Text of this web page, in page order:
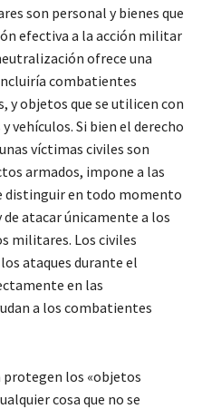
son personal y bienes que
efectiva a la acción militar
ofrece una
combatientes
y objetos que se utilicen con
vehículos. Si bien el derecho
víctimas civiles son
armados, impone a las
distinguir en todo momento
atacar únicamente a los
militares. Los civiles
ataques durante el
en las
a los combatientes
protegen los «objetos
cosa que no se